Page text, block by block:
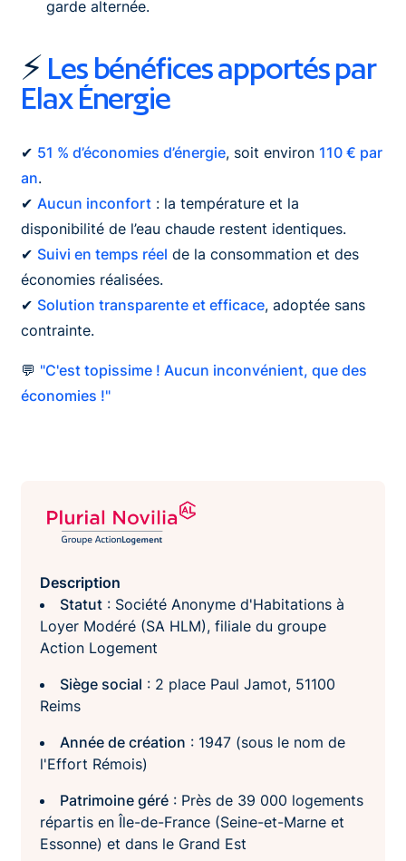
garde alternée.
⚡ Les bénéfices apportés par
Elax Énergie
✔ 51 % d’économies d’énergie, soit environ 110 € par
an.
✔ Aucun inconfort : la température et la
disponibilité de l’eau chaude restent identiques.
✔ Suivi en temps réel de la consommation et des
économies réalisées.
✔ Solution transparente et efficace, adoptée sans
contrainte.
💬 "C'est topissime ! Aucun inconvénient, que des
économies !"
Description
Statut: Société Anonyme d'Habitations à
Loyer Modéré (SA HLM), filiale du groupe
Action Logement
Siège social : 2 place Paul Jamot, 51100
Reims​
Année de création : 1947 (sous le nom de
l'Effort Rémois)
Patrimoine géré: Près de 39 000 logements
répartis en Île-de-France (Seine-et-Marne et
Essonne) et dans le Grand Est